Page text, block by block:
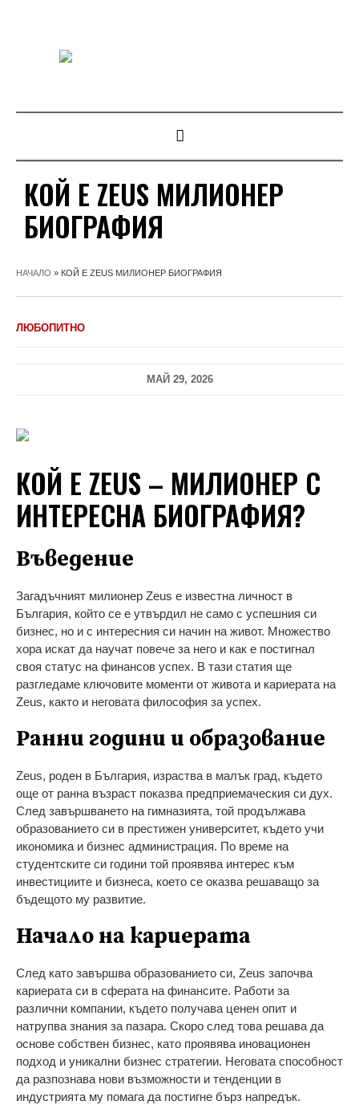
КОЙ Е ZEUS МИЛИОНЕР
БИОГРАФИЯ
НАЧАЛО » КОЙ Е ZEUS МИЛИОНЕР БИОГРАФИЯ
ЛЮБОПИТНО
МАЙ 29, 2026
КОЙ Е ZEUS – МИЛИОНЕР С
ИНТЕРЕСНА БИОГРАФИЯ?
Въведение
Загадъчният милионер Zeus е известна личност в
България, който се е утвърдил не само с успешния си
бизнес, но и с интересния си начин на живот. Множество
хора искат да научат повече за него и как е постигнал
своя статус на финансов успех. В тази статия ще
разгледаме ключовите моменти от живота и кариерата на
Zeus, както и неговата философия за успех.
Ранни години и образование
Zeus, роден в България, израства в малък град, където
още от ранна възраст показва предприемаческия си дух.
След завършването на гимназията, той продължава
образованието си в престижен университет, където учи
икономика и бизнес администрация. По време на
студентските си години той проявява интерес към
инвестициите и бизнеса, което се оказва решаващо за
бъдещото му развитие.
Начало на кариерата
След като завършва образованието си, Zeus започва
кариерата си в сферата на финансите. Работи за
различни компании, където получава ценен опит и
натрупва знания за пазара. Скоро след това решава да
основе собствен бизнес, като проявява иновационен
подход и уникални бизнес стратегии. Неговата способност
да разпознава нови възможности и тенденции в
индустрията му помага да постигне бърз напредък.